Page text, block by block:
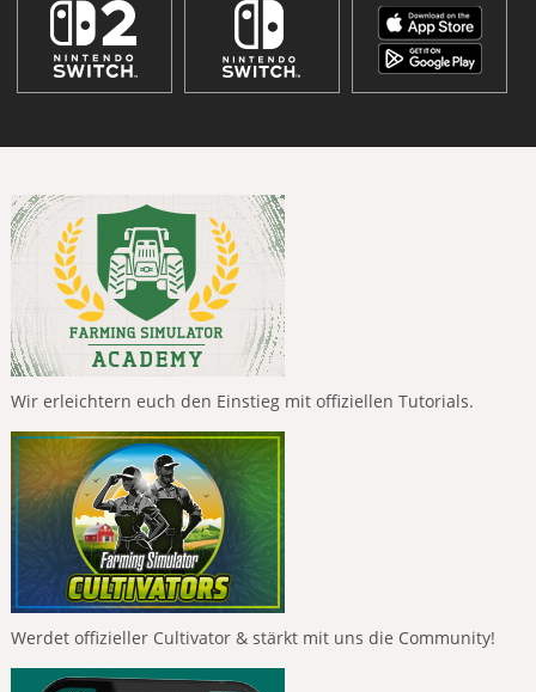
Wir erleichtern euch den Einstieg mit offiziellen Tutorials.
Werdet offizieller Cultivator & stärkt mit uns die Community!